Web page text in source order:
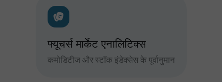
फ्यूचर्स मार्केट एनालिटिक्स
कमोडिटीज और स्टॉक इंडेक्सेस के पूर्वानुमान